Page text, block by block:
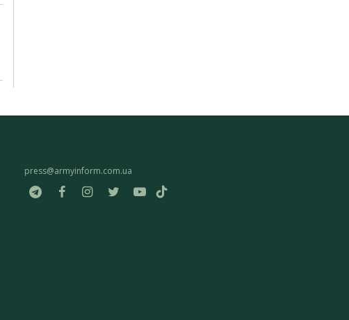
press@armyinform.com.ua